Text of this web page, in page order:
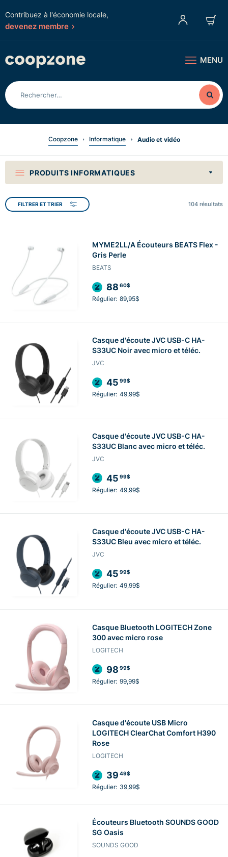
Contribuez à l'économie locale,
devenez membre
MENU
Coopzone Informatique Audio et vidéo
PRODUITS INFORMATIQUES
FILTRER ET TRIER 104résultats
MYME2LL/A Écouteurs BEATS Flex -
Gris Perle
BEATS
88 60$
Régulier: 89,95$
Casque d'écoute JVC USB-C HA-
S33UC Noir avec micro et téléc.
JVC
45 99$
Régulier: 49,99$
Casque d'écoute JVC USB-C HA-
S33UC Blanc avec micro et téléc.
JVC
45 99$
Régulier: 49,99$
Casque d'écoute JVC USB-C HA-
S33UC Bleu avec micro et téléc.
JVC
45 99$
Régulier: 49,99$
Casque Bluetooth LOGITECH Zone
300 avec micro rose
LOGITECH
98 99$
Régulier: 99,99$
Casque d'écoute USB Micro
LOGITECH ClearChat Comfort H390
Rose
LOGITECH
39 49$
Régulier: 39,99$
Écouteurs Bluetooth SOUNDS GOOD
SG Oasis
SOUNDS GOOD